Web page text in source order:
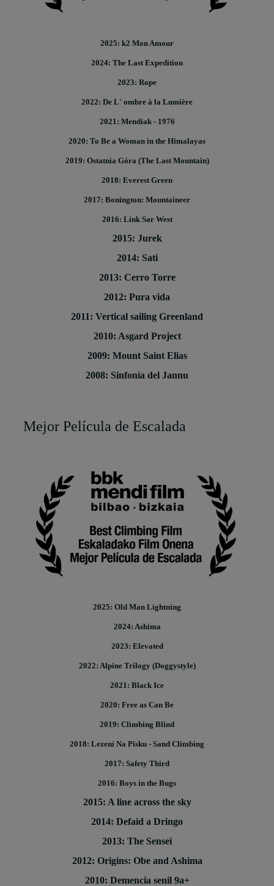
2025: k2 Mon Amour
2024: The Last Expedition
2023: Rope
2022: De L' ombre à la Lumière
2021: Mendiak - 1976
2020: To Be a Woman in the Himalayas
2019: Ostatnia Góra (The Last Mountain)
2018: Everest Green
2017: Bonington: Mountaineer
2016: Link Sar West
2015: Jurek
2014: Sati
2013: Cerro Torre
2012: Pura vida
2011: Vertical sailing Greenland
2010: Asgard Project
2009: Mount Saint Elias
2008: Sinfonía del Jannu
Mejor Película de Escalada
2025: Old Man Lightning
2024: Ashima
2023: Elevated
2022: Alpine Trilogy (Doggystyle)
2021: Black Ice
2020: Free as Can Be
2019: Climbing Blind
2018: Lezení Na Pisku - Sand Climbing
2017: Safety Third
2016: Boys in the Bugs
2015: A line across the sky
2014: Defaid a Dringo
2013: The Sensei
2012: Origins: Obe and Ashima
2010: Demencia senil 9a+